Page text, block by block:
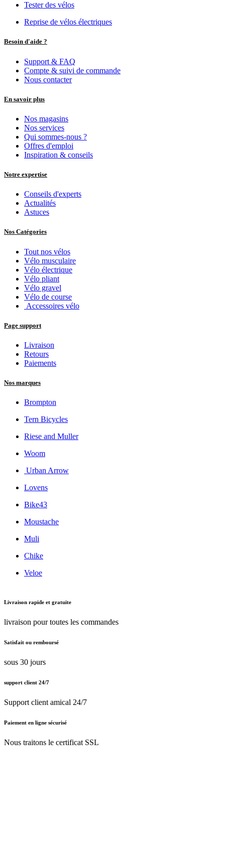
Tester des vélos
Reprise de vélos électriques
Besoin d'aide ?
Support & FAQ
Compte & suivi de commande
Nous contacter
En savoir plus
Nos magasins
Nos services
Qui sommes-nous ?
Offres d'emploi
Inspiration & conseils
Notre expertise
Conseils d'experts
Actualités
Astuces
Nos Catégories
Tout nos vélos
Vélo musculaire
Vélo électrique
Vélo pliant
Vélo gravel
Vélo de course
Accessoires vélo
Page support
Livraison
Retours
Paiements
Nos marques
Brompton
Tern Bicycles
Riese and Muller
Woom
Urban Arrow
Lovens
Bike43
Moustache
Muli
Chike
Veloe
Livraison rapide et gratuite
livraison pour toutes les commandes
Satisfait ou remboursé
sous 30 jours
support client 24/7
Support client amical 24/7
Paiement en ligne sécurisé
Nous traitons le certificat SSL